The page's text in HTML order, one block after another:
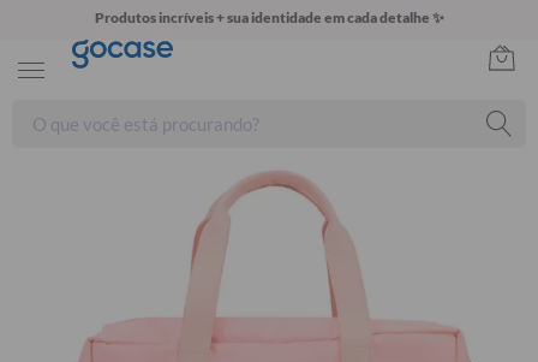
Produtos incríveis + sua identidade em cada detalhe ✨